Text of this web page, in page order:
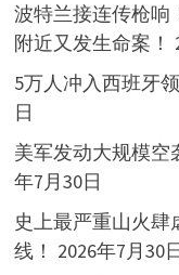
波特兰接连传枪响
附近又发生命案！
5万人冲入西班牙
日
美军发动大规模空
年7月30日
史上最严重山火肆
线！ 2026年7月30